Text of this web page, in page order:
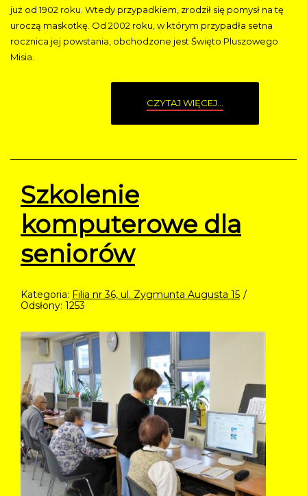
już od 1902 roku. Wtedy przypadkiem, zrodził się pomysł na tę
uroczą maskotkę. Od 2002 roku, w którym przypadła setna
rocznica jej powstania, obchodzone jest Święto Pluszowego
Misia.
CZYTAJ WIĘCEJ...
Szkolenie
komputerowe dla
seniorów
Kategoria: Filia nr 36, ul. Zygmunta Augusta 15
Odsłony: 1253